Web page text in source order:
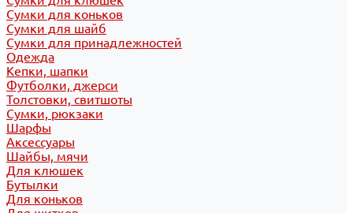
Сумки для коньков
Сумки для шайб
Сумки для принадлежностей
Одежда
Кепки, шапки
Футболки, джерси
Толстовки, свитшоты
Сумки, рюкзаки
Шарфы
Аксессуары
Шайбы, мячи
Для клюшек
Бутылки
Для коньков